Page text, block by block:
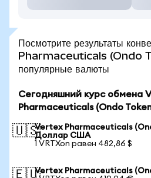
Посмотрите результаты
Pharmaceuticals (Ondo
популярные валюты
Сегодняшний курс обмена
Pharmaceuticals (Ondo
🇺🇸Vertex Pharmaceuticals
Доллар США
1 VRTXon равен 482,86 $
🇪🇺Vertex Pharmaceuticals